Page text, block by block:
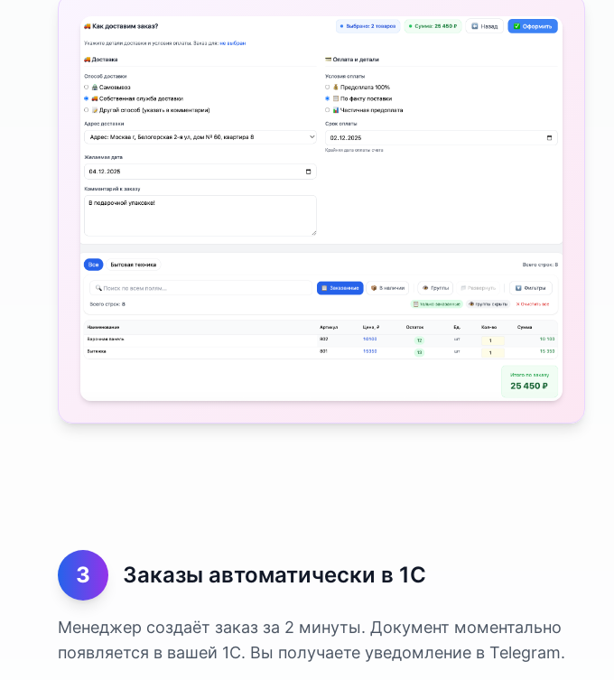
3 Заказы автоматически в 1С
Менеджер создаёт заказ за 2 минуты. Документ моментально
появляется в вашей 1С. Вы получаете уведомление в Telegram.